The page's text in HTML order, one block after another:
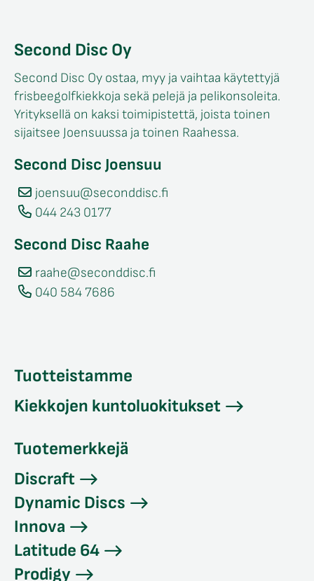
Second Disc Oy
Second Disc Oy ostaa, myy ja vaihtaa käytettyjä
frisbeegolfkiekkoja sekä pelejä ja pelikonsoleita.
Yrityksellä on kaksi toimipistettä, joista toinen
sijaitsee Joensuussa ja toinen Raahessa.
Second Disc Joensuu
joensuu@seconddisc.fi
044 243 0177
Second Disc Raahe
raahe@seconddisc.fi
040 584 7686
Tuotteistamme
Kiekkojen kuntoluokitukset
Tuotemerkkejä
Discraft
Dynamic Discs
Innova
Latitude 64
Prodigy